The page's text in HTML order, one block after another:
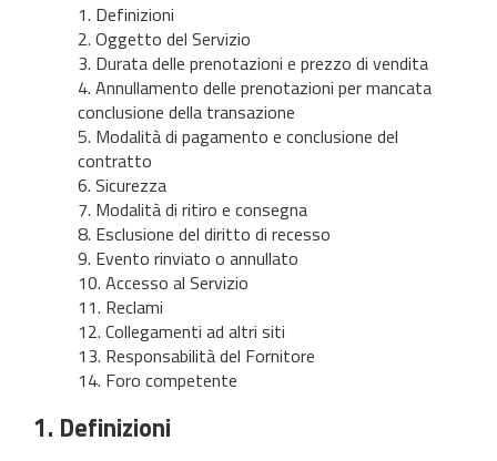
1. Definizioni
2. Oggetto del Servizio
3. Durata delle prenotazioni e prezzo di vendita
4. Annullamento delle prenotazioni per mancata
conclusione della transazione
5. Modalità di pagamento e conclusione del
contratto
6. Sicurezza
7. Modalità di ritiro e consegna
8. Esclusione del diritto di recesso
9. Evento rinviato o annullato
10. Accesso al Servizio
11. Reclami
12. Collegamenti ad altri siti
13. Responsabilità del Fornitore
14. Foro competente
1. Definizioni